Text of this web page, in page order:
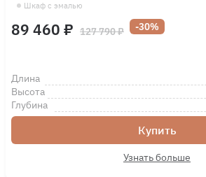
Шкаф с эмалью
89 460 ₽ 127 790 ₽ -30%
Длина
Высота
Глубина
Купить
Узнать больше